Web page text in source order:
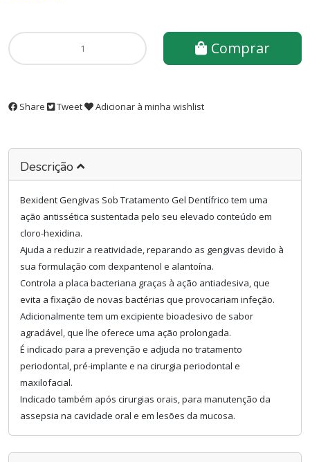
Comprar
Share Tweet Adicionar à minha wishlist
Descrição
Bexident Gengivas Sob Tratamento Gel Dentífrico tem uma
ação antissética sustentada pelo seu elevado conteúdo em
cloro-hexidina.
Ajuda a reduzir a reatividade, reparando as gengivas devido à
sua formulação com dexpantenol e alantoína.
Controla a placa bacteriana graças à ação antiadesiva, que
evita a fixação de novas bactérias que provocariam infeção.
Adicionalmente tem um excipiente bioadesivo de sabor
agradável, que lhe oferece uma ação prolongada.
É indicado para a prevenção e adjuda no tratamento
periodontal, pré-implante e na cirurgia periodontal e
maxilofacial.
Indicado também após cirurgias orais, para manutenção da
assepsia na cavidade oral e em lesões da mucosa.